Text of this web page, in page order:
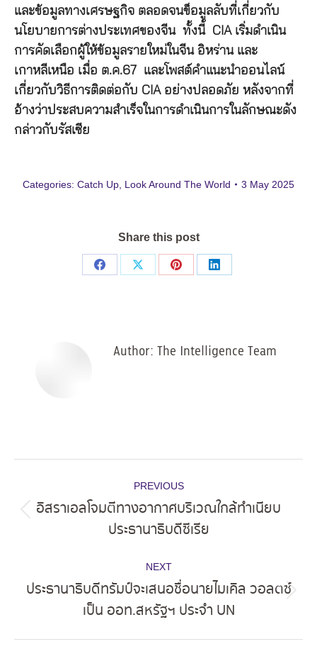
และข้อมูลทางเศรษฐกิจ ตลอดจนข็อมูลลับที่เกี่ยวกับ
นโยบายการต่างประเทศของจีน ทั้งนี้ CIA เริ่มดำเนิน
การคัดเลือกผู้ให้ข้อมูลรายใหม่ในจีน อิหร่าน และ
เกาหลีเหนือ เมื่อ ต.ค.67 และโพสต์คำแนะนำออนไลน์
เกี่ยวกับวิธีการติดต่อกับ CIA อย่างปลอดภัย หลังจากที่
อ้างว่าประสบความสำเร็จในการดำเนินการในลักษณะดัง
กล่าวกับรัสเซีย
Categories: Catch Up Look Around The World 3 May 2025
Share this post
Share
Share
Share
Share
Author: The Intelligence Team
navigation
PREVIOUS
post:
อิสราเอลโจมตีทางอากาศบริเวณใกล้ทำเนียบ
ประธานาธิบดีซีเรีย
NEXT
post:
ประธานาธิบดีทรัมป์จะเสนอชื่อนายไมเคิล วอลตซ์
เป็น ออท.สหรัฐฯ ประจำ UN